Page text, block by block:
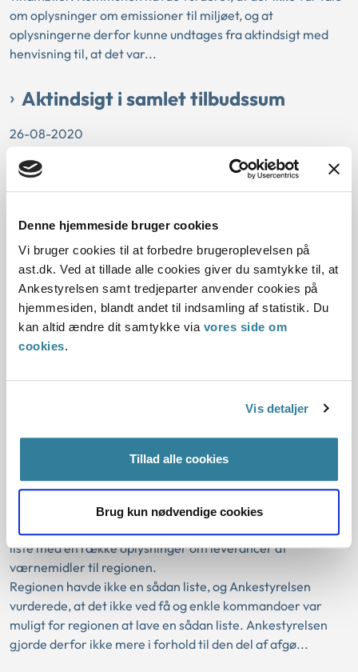
Denne hjemmeside bruger cookies
Vi bruger cookies til at forbedre brugeroplevelsen på
ast.dk. Ved at tillade alle cookies giver du samtykke til, at
Ankestyrelsen samt tredjeparter anvender cookies på
hjemmesiden, blandt andet til indsamling af statistik. Du
kan altid ændre dit samtykke via vores side om
cookies.
Vis detaljer
Tillad alle cookies
Brug kun nødvendige cookies
om oplysninger om emissioner til miljøet, og at
oplysningerne derfor kunne undtages fra aktindsigt med
henvisning til, at det var...
Aktindsigt i samlet tilbudssum
26-08-2020
Drifts- eller forretningsforhold mv.
Offentlighedsloven
Ankestyrelsen
aktindsigt i den samlede sum for et vindende tilbud i
forbindelse med et udbud. Kommunen havde henvist til
offentlighedslovens § 30, nr. 2.
Kommunen havde efter Ankestyrelsens opfattelse ikke
foretaget en konkret vurdering af, om der var nærliggende
risiko for, at den vindende virksomhed blev påført...
liste med en række oplysninger om leverancer af
værnemidler til regionen.
Regionen havde ikke en sådan liste, og Ankestyrelsen
vurderede, at det ikke ved få og enkle kommandoer var
muligt for regionen at lave en sådan liste. Ankestyrelsen
gjorde derfor ikke mere i forhold til den del af afgø...